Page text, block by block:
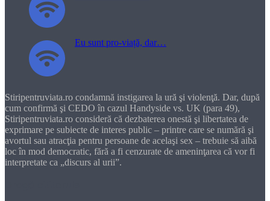
Eu sunt pro-viață, dar…
Stiripentruviata.ro condamnă instigarea la ură şi violenţă. Dar, după
cum confirmă şi CEDO în cazul Handyside vs. UK (para 49),
Stiripentruviata.ro consideră că dezbaterea onestă şi libertatea de
exprimare pe subiecte de interes public – printre care se numără şi
avortul sau atracţia pentru persoane de acelaşi sex – trebuie să aibă
loc în mod democratic, fără a fi cenzurate de ameninţarea că vor fi
interpretate ca „discurs al urii”.